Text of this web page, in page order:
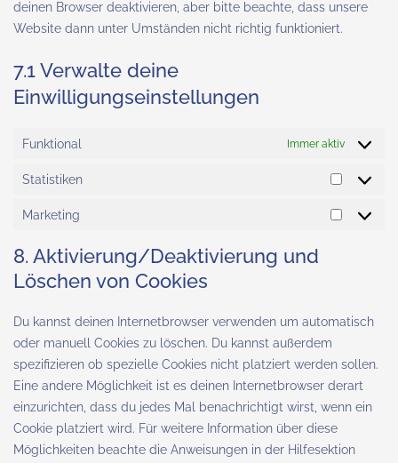
deinen Browser deaktivieren, aber bitte beachte, dass unsere
Website dann unter Umständen nicht richtig funktioniert.
7.1 Verwalte deine
Einwilligungseinstellungen
Funktional Immer aktiv
Statistiken
Marketing
8. Aktivierung/Deaktivierung und
Löschen von Cookies
Du kannst deinen Internetbrowser verwenden um automatisch
oder manuell Cookies zu löschen. Du kannst außerdem
spezifizieren ob spezielle Cookies nicht platziert werden sollen.
Eine andere Möglichkeit ist es deinen Internetbrowser derart
einzurichten, dass du jedes Mal benachrichtigt wirst, wenn ein
Cookie platziert wird. Für weitere Information über diese
Möglichkeiten beachte die Anweisungen in der Hilfesektion